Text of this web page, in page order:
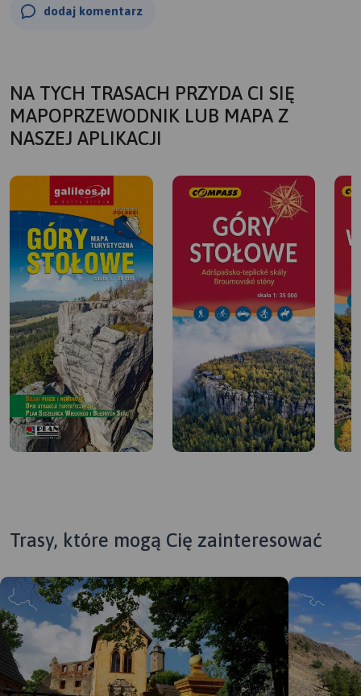
dodaj komentarz
NA TYCH TRASACH PRZYDA CI SIĘ
MAPOPRZEWODNIK LUB MAPA Z
NASZEJ APLIKACJI
Trasy, które mogą Cię zainteresować